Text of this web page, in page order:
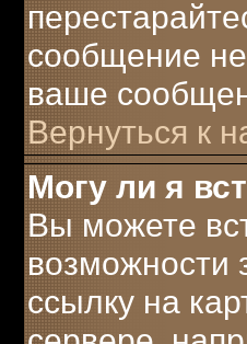
сообщение
ваше
Вернуться к
Могу ли я
Вы можете
возможности
ссылку на